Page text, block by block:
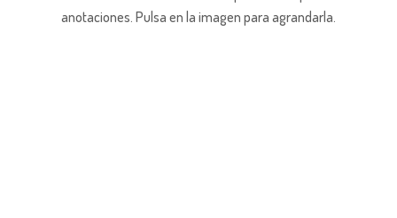
anotaciones. Pulsa en la imagen para agrandarla.